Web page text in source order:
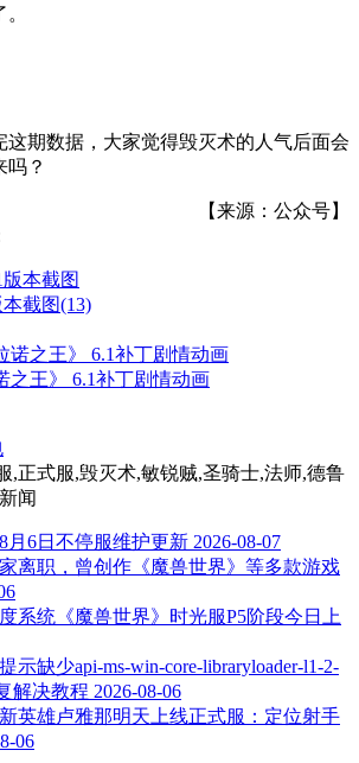
这期数据，大家觉得毁灭术的人气后面会
吗？
【来源：公众号】
截图(13)
之王》 6.1补丁剧情动画
,正式服,毁灭术,敏锐贼,圣骑士,法师,德鲁
闻
月6日不停服维护更新 2026-08-07
离职，曾创作《魔兽世界》等多款游戏
系统《魔兽世界》时光服P5阶段今日上
示缺少api-ms-win-core-libraryloader-l1-2-
解决教程 2026-08-06
新英雄卢雅那明天上线正式服：定位射手
06